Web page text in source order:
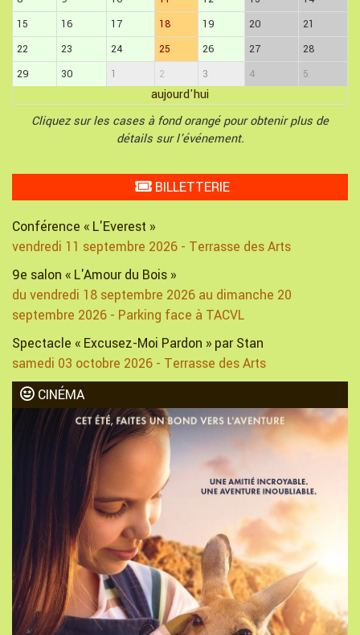
15
16 17 18 19 20
21
22
23 24 25 26 27
28
29
30 1 2 3 4 5
aujourd'hui
Cliquez sur les cases à fond orangé pour obtenir plus de
détails sur l'événement.
BILLETTERIE
Conférence « L'Everest »
vendredi 11 septembre 2026 - Terrasse des Arts
9e salon « L'Amour du Bois »
du vendredi 18 septembre 2026 au dimanche 20
septembre 2026 - Parking face à TACVL
Spectacle « Excusez-Moi Pardon » par Stan
samedi 03 octobre 2026 - Terrasse des Arts
CINÉMA